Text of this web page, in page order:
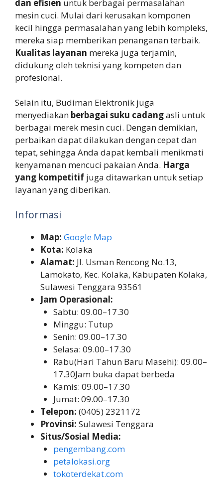
dan efisien untuk berbagai permasalahan
mesin cuci. Mulai dari kerusakan komponen
kecil hingga permasalahan yang lebih kompleks,
mereka siap memberikan penanganan terbaik.
Kualitas layanan mereka juga terjamin,
didukung oleh teknisi yang kompeten dan
profesional.
Selain itu, Budiman Elektronik juga
menyediakan berbagai suku cadangasli untuk
berbagai merek mesin cuci. Dengan demikian,
perbaikan dapat dilakukan dengan cepat dan
tepat, sehingga Anda dapat kembali menikmati
kenyamanan mencuci pakaian Anda. Harga
yang kompetitif juga ditawarkan untuk setiap
layanan yang diberikan.
Informasi
Map: Google Map
Kota: Kolaka
Alamat: Jl. Usman Rencong No.13,
Lamokato, Kec. Kolaka, Kabupaten Kolaka,
Sulawesi Tenggara 93561
Jam Operasional:
Sabtu: 09.00–17.30
Minggu: Tutup
Senin: 09.00–17.30
Selasa: 09.00–17.30
Rabu(Hari Tahun Baru Masehi): 09.00–
17.30Jam buka dapat berbeda
Kamis: 09.00–17.30
Jumat: 09.00–17.30
Telepon: (0405) 2321172
Provinsi: Sulawesi Tenggara
Situs/Sosial Media:
pengembang.com
petalokasi.org
tokoterdekat.com